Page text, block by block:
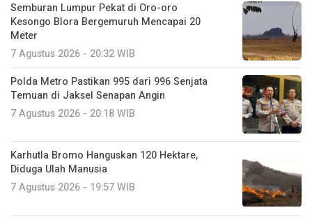
Semburan Lumpur Pekat di Oro-oro
Kesongo Blora Bergemuruh Mencapai 20
Meter
7 Agustus 2026 - 20:32 WIB
Polda Metro Pastikan 995 dari 996 Senjata
Temuan di Jaksel Senapan Angin
7 Agustus 2026 - 20:18 WIB
Karhutla Bromo Hanguskan 120 Hektare,
Diduga Ulah Manusia
7 Agustus 2026 - 19:57 WIB